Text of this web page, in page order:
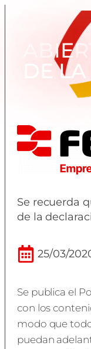
DE
Se recuerda
de la
25/03/
Se publica el
con los
modo que
puedan